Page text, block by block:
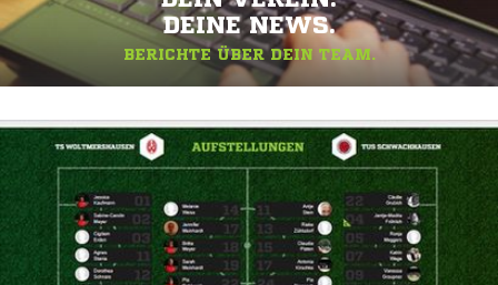
DEINE NEWS.
BERICHTE ÜBER DEIN TEAM.